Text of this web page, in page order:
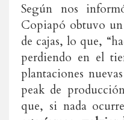
Según nos
Copiapó obtuvo
de cajas, lo que,
perdiendo en el
plantaciones
peak de
que, si nada